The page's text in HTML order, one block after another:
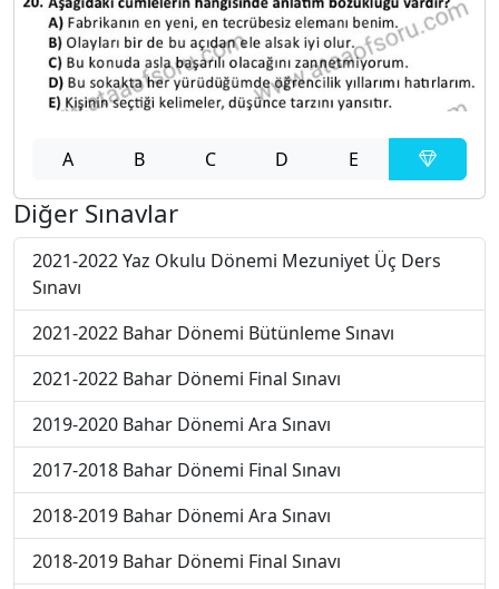
A B C D E
Diğer Sınavlar
2021-2022 Yaz Okulu Dönemi Mezuniyet Üç Ders
Sınavı
2021-2022 Bahar Dönemi Bütünleme Sınavı
2021-2022 Bahar Dönemi Final Sınavı
2019-2020 Bahar Dönemi Ara Sınavı
2017-2018 Bahar Dönemi Final Sınavı
2018-2019 Bahar Dönemi Ara Sınavı
2018-2019 Bahar Dönemi Final Sınavı